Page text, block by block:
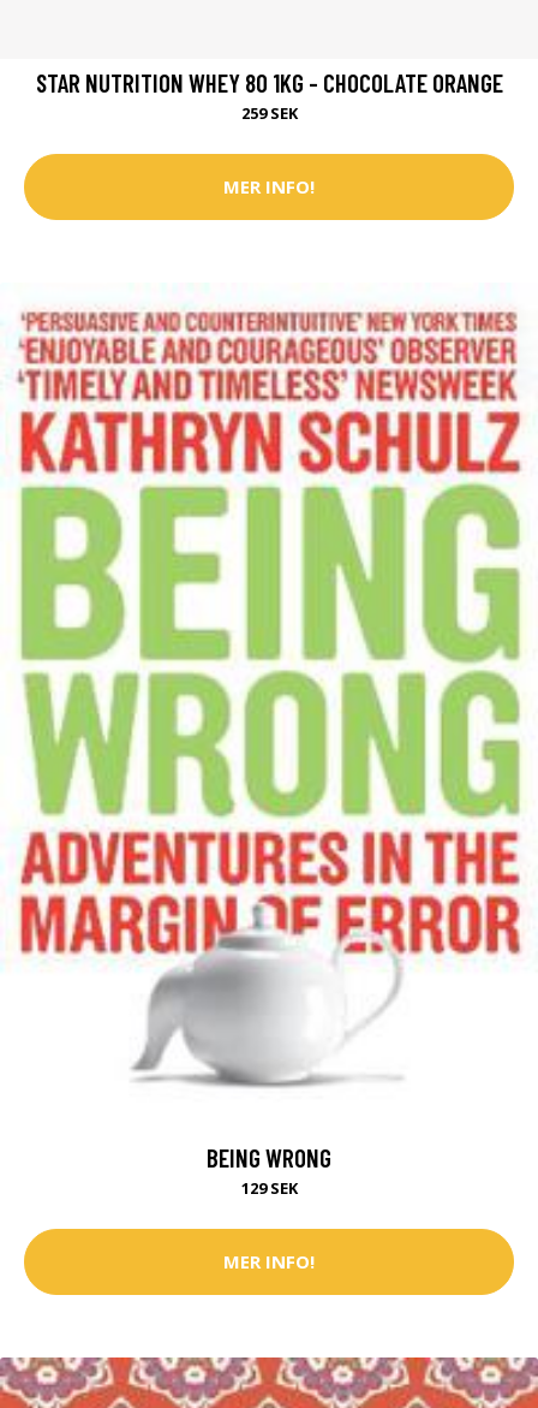
STAR NUTRITION WHEY 80 1KG - CHOCOLATE ORANGE
259 SEK
MER INFO!
BEING WRONG
129 SEK
MER INFO!